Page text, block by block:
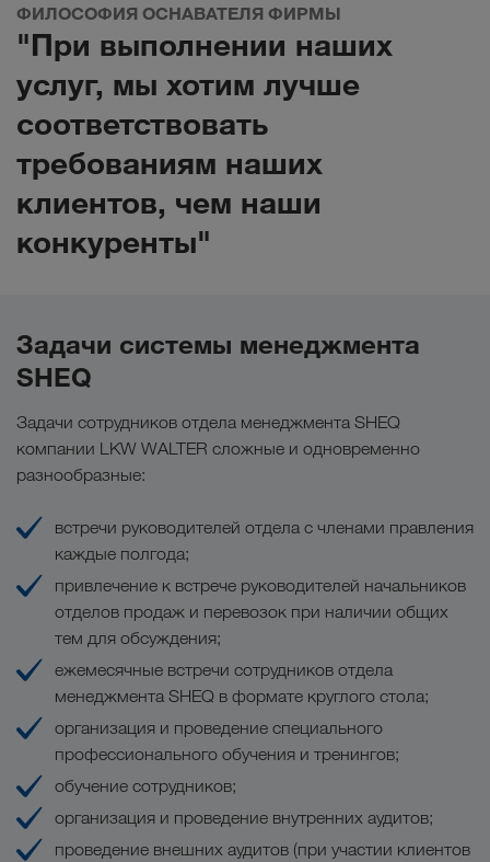
ФИЛОСОФИЯ ОСНАВАТЕЛЯ ФИРМЫ
"При выполнении наших
услуг, мы хотим лучше
соответствовать
требованиям наших
клиентов, чем наши
конкуренты"
Задачи системы менеджмента
SHEQ
Задачи сотрудников отдела менеджмента SHEQ
компании LKW WALTER сложные и одновременно
разнообразные:
встречи руководителей отдела с членами правления
каждые полгода;
привлечение к встрече руководителей начальников
отделов продаж и перевозок при наличии общих
тем для обсуждения;
ежемесячные встречи сотрудников отдела
менеджмента SHEQ в формате круглого стола;
организация и проведение специального
профессионального обучения и тренингов;
обучение сотрудников;
организация и проведение внутренних аудитов;
проведение внешних аудитов (при участии клиентов